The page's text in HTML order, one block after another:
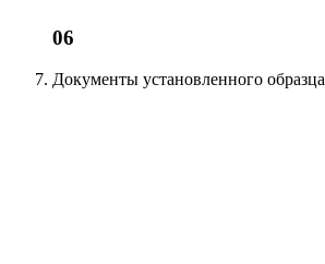
06
Документы установленного образца